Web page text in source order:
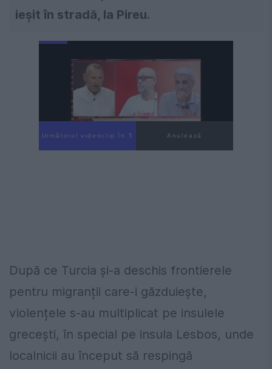
ieșit în stradă, la Pireu.
Următorul videoclip în 4 Anulează
După ce Turcia și-a deschis frontierele
pentru migranții care-i găzduiește,
violențele s-au multiplicat pe insulele
grecești, în special pe insula Lesbos, unde
localnicii au început să respingă